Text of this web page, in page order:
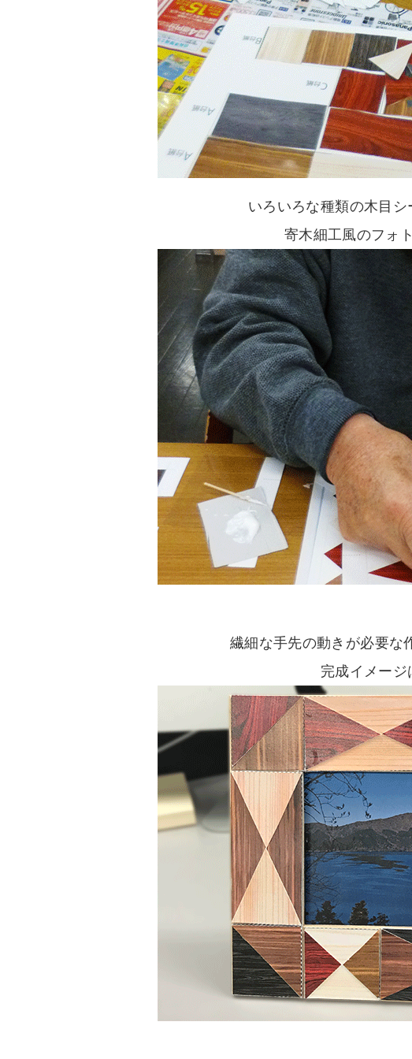
いろいろな種類の木目シ
寄木細工風のフォ
繊細な手先の動きが必要な
完成イメージ